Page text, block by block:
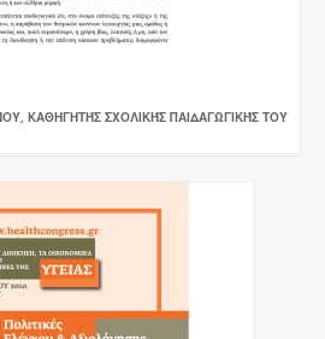
ΚΑΘΗΓΗΤΉΣ ΣΧΟΛΙΚΉΣ ΠΑΙΔΑΓΩΓΙΚΉΣ ΤΟΥ